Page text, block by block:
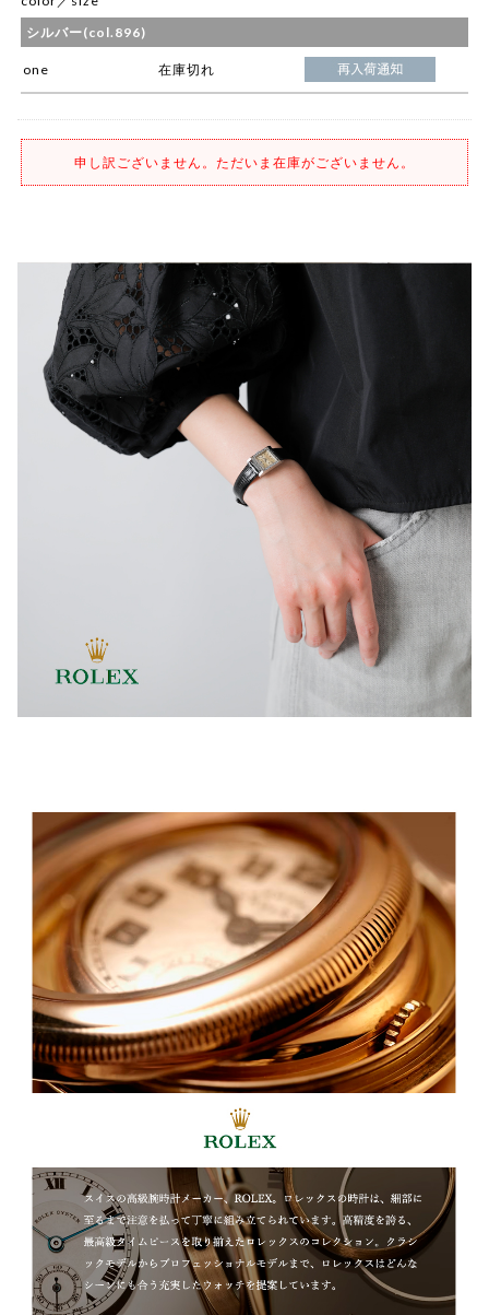
シルバー(col.896)
one 在庫切れ
申し訳ございません。ただいま在庫がございません。